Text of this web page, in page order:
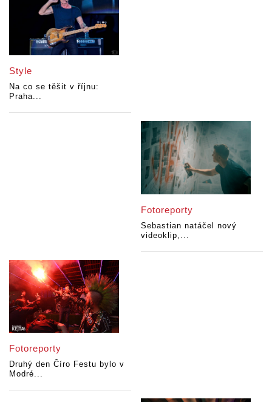
Style
Na co se těšit v říjnu:
Praha...
Fotoreporty
Sebastian natáčel nový
videoklip,...
Fotoreporty
Druhý den Číro Festu bylo v
Modré...